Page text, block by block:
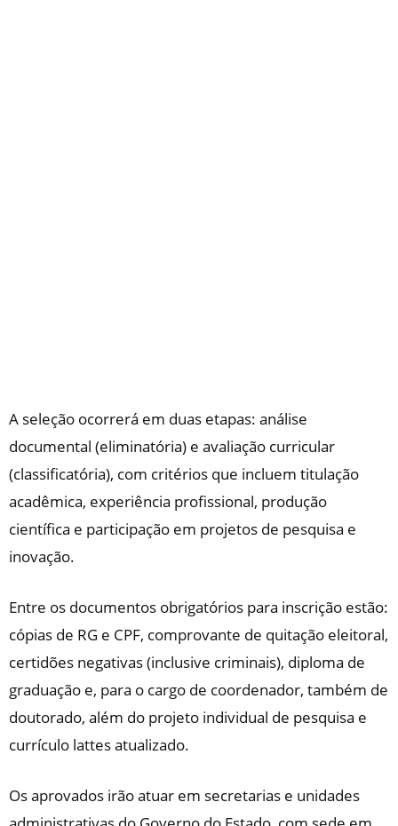
A seleção ocorrerá em duas etapas: análise
documental (eliminatória) e avaliação curricular
(classificatória), com critérios que incluem titulação
acadêmica, experiência profissional, produção
científica e participação em projetos de pesquisa e
inovação.
Entre os documentos obrigatórios para inscrição estão:
cópias de RG e CPF, comprovante de quitação eleitoral,
certidões negativas (inclusive criminais), diploma de
graduação e, para o cargo de coordenador, também de
doutorado, além do projeto individual de pesquisa e
currículo lattes atualizado.
Os aprovados irão atuar em secretarias e unidades